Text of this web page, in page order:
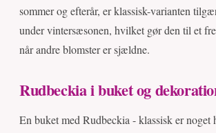
sommer og efterår, er klassisk-varianten
under vintersæsonen, hvilket gør den til et
når andre blomster er sjældne.
Rudbeckia i buket og
En buket med Rudbeckia - klassisk er noget